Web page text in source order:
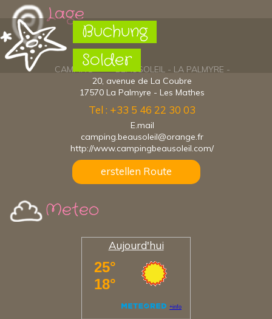
Buchung
Solder
Lage
CAMPING * * * BEAUSOLEIL - LA PALMYRE -
20, avenue de La Coubre
17570 La Palmyre - Les Mathes
Tel : +33 5 46 22 30 03
E.mail
camping.beausoleil@orange.fr
http://www.campingbeausoleil.com/
erstellen Route
Meteo
Aujourd'hui